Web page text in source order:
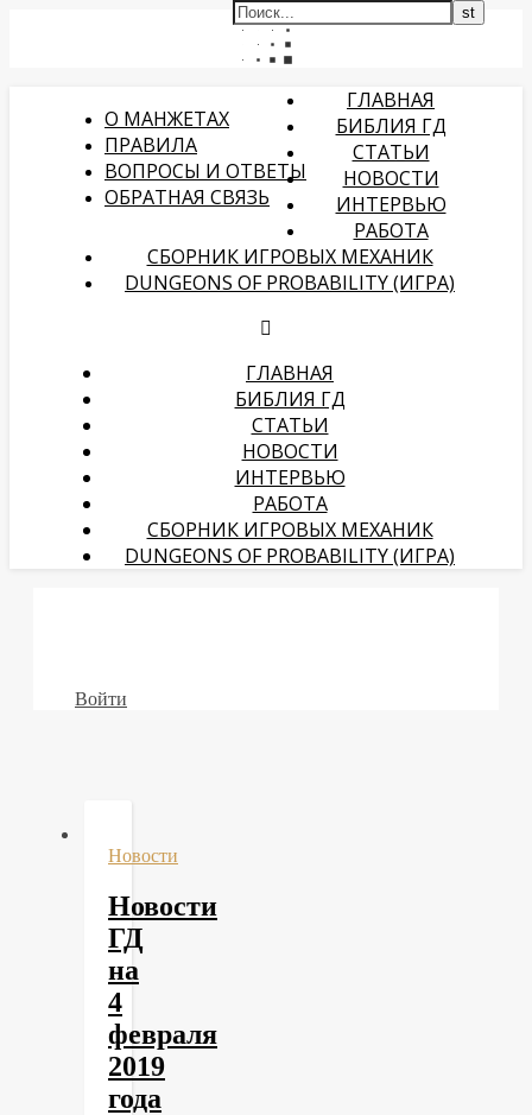
О МАНЖЕТАХ
ПРАВИЛА
ВОПРОСЫ И ОТВЕТЫ
ОБРАТНАЯ СВЯЗЬ
ГЛАВНАЯ
БИБЛИЯ ГД
СТАТЬИ
НОВОСТИ
ИНТЕРВЬЮ
РАБОТА
СБОРНИК ИГРОВЫХ МЕХАНИК
DUNGEONS OF PROBABILITY (ИГРА)
ГЛАВНАЯ
БИБЛИЯ ГД
СТАТЬИ
НОВОСТИ
ИНТЕРВЬЮ
РАБОТА
СБОРНИК ИГРОВЫХ МЕХАНИК
DUNGEONS OF PROBABILITY (ИГРА)
Войти
Новости
Новости
ГД
на
4
февраля
2019
года